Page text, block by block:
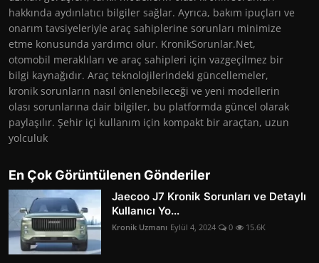
hakkında aydınlatıcı bilgiler sağlar. Ayrıca, bakım ipuçları ve
onarım tavsiyeleriyle araç sahiplerine sorunları minimize
etme konusunda yardımcı olur. KronikSorunlar.Net,
otomobil meraklıları ve araç sahipleri için vazgeçilmez bir
bilgi kaynağıdır. Araç teknolojilerindeki güncellemeler,
kronik sorunların nasıl önlenebileceği ve yeni modellerin
olası sorunlarına dair bilgiler, bu platformda güncel olarak
paylaşılır. Şehir içi kullanım için kompakt bir araçtan, uzun
yolculuk
En Çok Görüntülenen Gönderiler
Jaecoo J7 Kronik Sorunları ve Detaylı
Kullanıcı Yo...
Kronik Uzmanı Eylül 4, 2024 0 15.6K